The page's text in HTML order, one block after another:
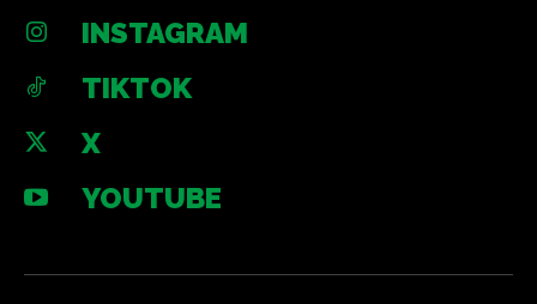
INSTAGRAM
TIKTOK
X
YOUTUBE